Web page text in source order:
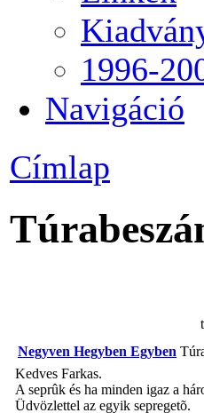
1996-
Navigáció
Címlap
Negyven Hegyben Egyben
Kedves Farkas.
A seprûk és ha minden igaz a
Üdvözlettel az egyik sepregetõ.